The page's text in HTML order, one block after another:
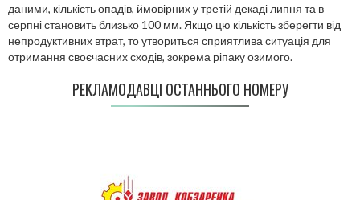
даними, кількість опадів, ймовірних у третій декаді липня та в
серпні становить близько 100 мм. Якщо цю кількість зберегти від
непродуктивних втрат, то утвориться сприятлива ситуація для
отримання своєчасних сходів, зокрема ріпаку озимого.
РЕКЛАМОДАВЦІ ОСТАННЬОГО НОМЕРУ